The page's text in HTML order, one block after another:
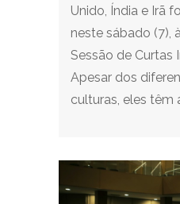
Unido, Índia e Irã
neste sábado (7),
Sessão de Curtas
Apesar dos
culturas, eles têm